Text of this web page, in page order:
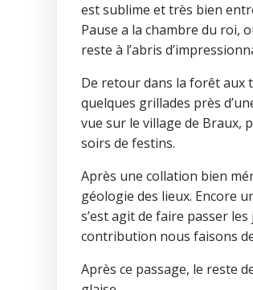
est sublime et très bien
Pause a la chambre du roi,
reste à l’abris
De retour dans la forêt aux
quelques grillades près
vue sur le village de Braux,
soirs de festins.
Après une collation bien
géologie des lieux. Encore
s’est agit de faire passer
contribution nous faisons
Après ce passage, le reste